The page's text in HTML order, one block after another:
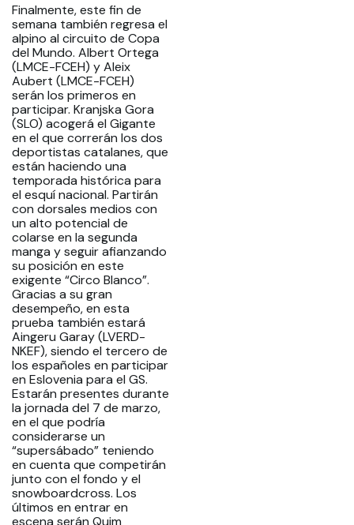
Finalmente, este fin de
semana también regresa el
alpino al circuito de Copa
del Mundo. Albert Ortega
(LMCE-FCEH) y Aleix
Aubert (LMCE-FCEH)
serán los primeros en
participar. Kranjska Gora
(SLO) acogerá el Gigante
en el que correrán los dos
deportistas catalanes, que
están haciendo una
temporada histórica para
el esquí nacional. Partirán
con dorsales medios con
un alto potencial de
colarse en la segunda
manga y seguir afianzando
su posición en este
exigente “Circo Blanco”.
Gracias a su gran
desempeño, en esta
prueba también estará
Aingeru Garay (LVERD-
NKEF), siendo el tercero de
los españoles en participar
en Eslovenia para el GS.
Estarán presentes durante
la jornada del 7 de marzo,
en el que podría
considerarse un
“supersábado” teniendo
en cuenta que competirán
junto con el fondo y el
snowboardcross. Los
últimos en entrar en
escena serán Quim